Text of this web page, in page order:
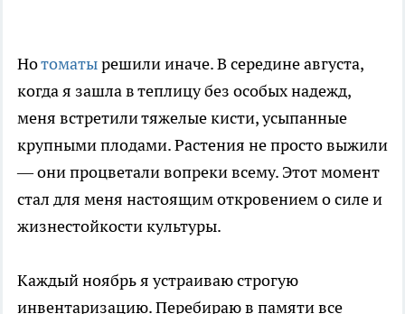
Нотоматырешили иначе. В середине августа,
когда я зашла в теплицу без особых надежд,
меня встретили тяжелые кисти, усыпанные
крупными плодами. Растения не просто выжили
— они процветали вопреки всему. Этот момент
стал для меня настоящим откровением о силе и
жизнестойкости культуры.
Каждый ноябрь я устраиваю строгую
инвентаризацию. Перебираю в памяти все